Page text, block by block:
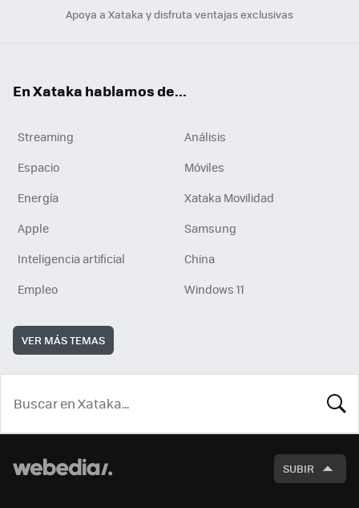
Apoya a Xataka y disfruta ventajas exclusivas
En Xataka hablamos de...
Streaming
Análisis
Espacio
Móviles
Energía
Xataka Movilidad
Apple
Samsung
Inteligencia artificial
China
Empleo
Windows 11
VER MÁS TEMAS
SUBIR